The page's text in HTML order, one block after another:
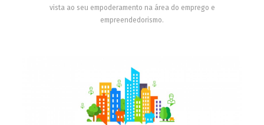
vista ao seu empoderamento na área do emprego e
empreendedorismo.